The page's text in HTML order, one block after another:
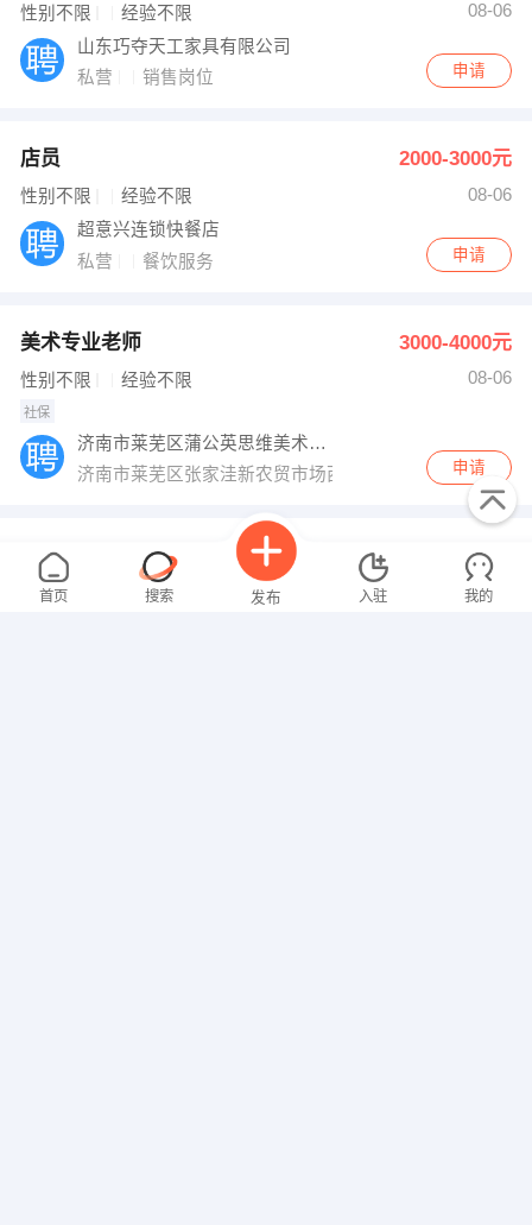
性别不限 经验不限
08-06
山东巧夺天工家具有限公司
私营
销售岗位 申请
店员 2000-3000元
性别不限 经验不限
08-06
超意兴连锁快餐店
私营
餐饮服务 申请
美术专业老师 3000-4000元
性别不限 经验不限 08-06
社保
济南市莱芜区蒲公英思维美术培训学校
济南市莱芜区张家洼新农贸市场西
申请
市场经理 5000-8000元
性别不限 经验不限
08-06
首页 搜索 发布 入驻 我的